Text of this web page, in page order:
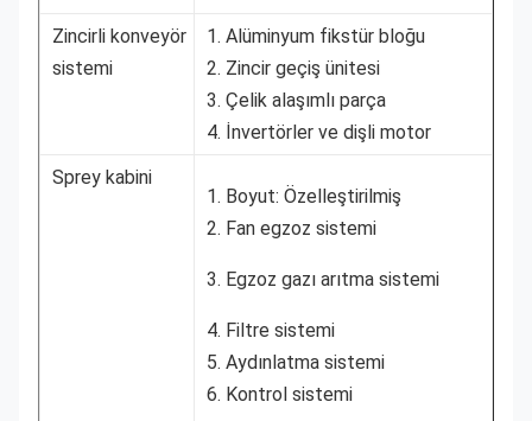
Zincirli konveyör
sistemi
1. Alüminyum fikstür bloğu
2. Zincir geçiş ünitesi
3. Çelik alaşımlı parça
4. İnvertörler ve dişli motor
Sprey kabini
1. Boyut: Özelleştirilmiş
2. Fan egzoz sistemi
3. Egzoz gazı arıtma sistemi
4. Filtre sistemi
5. Aydınlatma sistemi
6. Kontrol sistemi